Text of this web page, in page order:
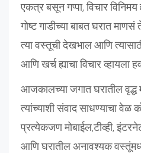
एकत्र बसून गप्पा, विचार विनिमय
गोष्ट गाडीच्या बाबत घरात
त्या वस्तूची देखभाल आणि
आणि खर्च ह्याचा विचार व्हायला
आजकालच्या जगात घरातील वृद्ध
त्यांच्याशी संवाद साधण्याचा वेळ
प्रत्येकजण मोबाईल,टीव्ही,
आणि घरातील अनावश्यक